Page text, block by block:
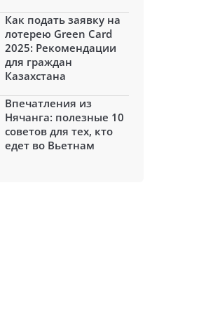
Как подать заявку на
лотерею Green Card
2025: Рекомендации
для граждан
Казахстана
Впечатления из
Нячанга: полезные 10
советов для тех, кто
едет во Вьетнам